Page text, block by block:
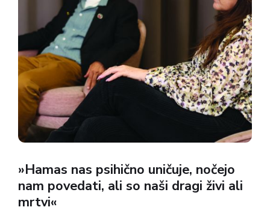
»Hamas nas psihično uničuje, nočejo
nam povedati, ali so naši dragi živi ali
mrtvi«